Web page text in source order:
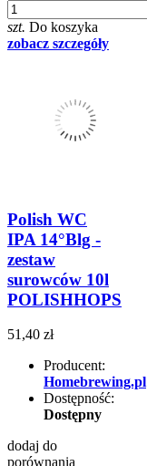
szt. Do koszyka
zobacz szczegóły
Polish WC
IPA 14°Blg -
zestaw
surowców 10l
POLISHHOPS
51,40 zł
Producent:
Homebrewing.pl
Dostępność:
Dostępny
dodaj do
porównania